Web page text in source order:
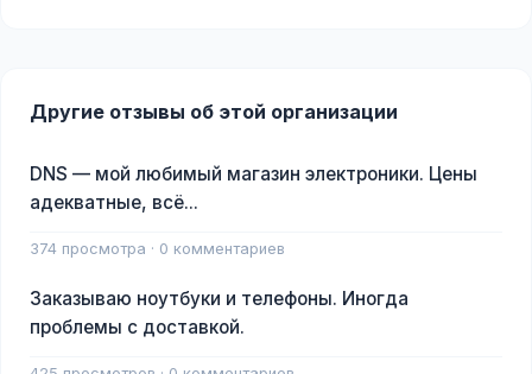
Другие отзывы об этой организации
DNS — мой любимый магазин электроники. Цены
адекватные, всё...
374 просмотра · 0 комментариев
Заказываю ноутбуки и телефоны. Иногда
проблемы с доставкой.